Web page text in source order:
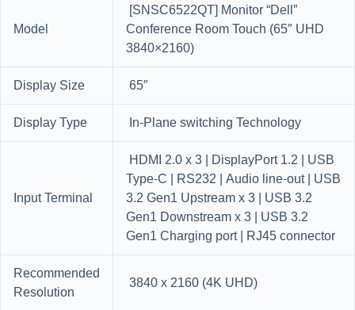
Model
[SNSC6522QT] Monitor “Dell”
Conference Room Touch (65″ UHD
3840×2160)
Display Size
65″
Display Type
In-Plane switching Technology
Input Terminal
HDMI 2.0 x 3 | DisplayPort 1.2 | USB
Type-C | RS232 | Audio line-out | USB
3.2 Gen1 Upstream x 3 | USB 3.2
Gen1 Downstream x 3 | USB 3.2
Gen1 Charging port | RJ45 connector
Recommended
Resolution
3840 x 2160 (4K UHD)